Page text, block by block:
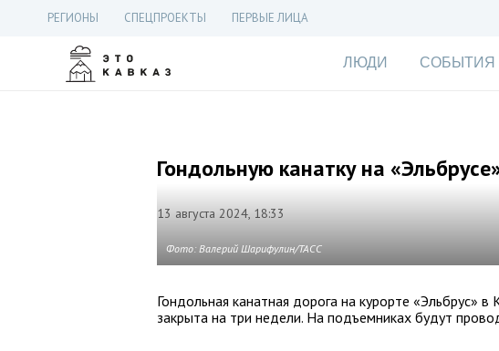
РЕГИОНЫ СПЕЦПРОЕКТЫ ПЕРВЫЕ ЛИЦА
ЛЮДИ СОБЫТИЯ
Гондольную канатку на
13 августа 2024, 18:33
Фото: Валерий Шарифулин/ТАСС
Гондольная канатная дорога на курорте «Эльбрус»
закрыта на три недели. На подъемниках будут